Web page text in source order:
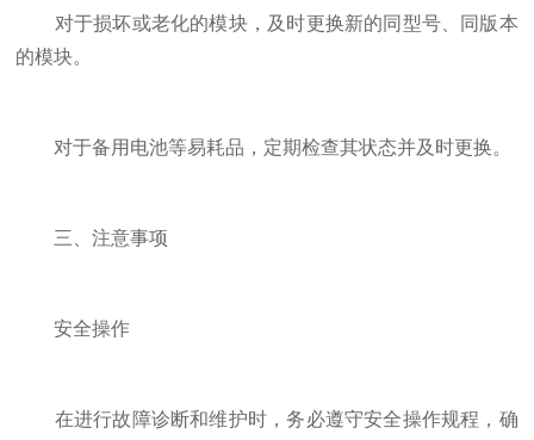
对于损坏或老化的模块，及时更换新的同型号、同版本
的模块。
对于备用电池等易耗品，定期检查其状态并及时更换。
三、注意事项
安全操作
在进行故障诊断和维护时，务必遵守安全操作规程，确